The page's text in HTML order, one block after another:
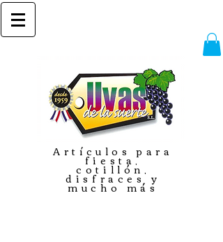
Artículos para
fiesta,
cotillón,
disfraces y
mucho más